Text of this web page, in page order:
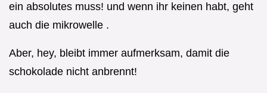
ein absolutes muss! und wenn ihr keinen habt, geht
auch die mikrowelle .
Aber, hey, bleibt immer aufmerksam, damit die
schokolade nicht anbrennt!